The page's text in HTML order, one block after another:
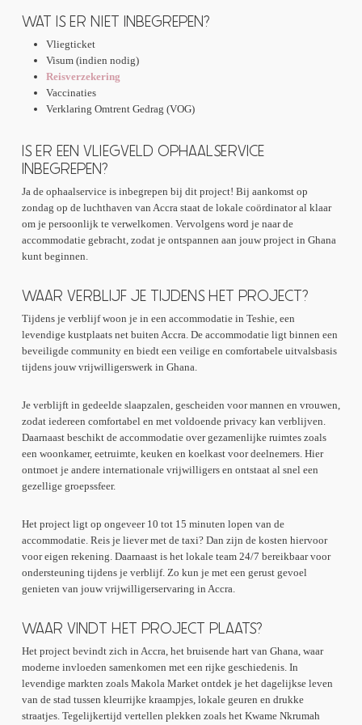
internationale vrijwilligers.
Aan het einde van de dag keer je terug naar de
accommodatie. Daar dineer je samen met andere
vrijwilligers en deel je de ervaringen van de dag. Zo
combineer je tijdens dit vrijwilligerswerk in Ghana
persoonlijke groei, culturele uitwisseling en impact
WAT IS ER NIET INBEGREPEN?
Vliegticket
Visum (indien nodig)
Reisverzekering
Vaccinaties
Verklaring Omtrent Gedrag (VOG)
IS ER EEN VLIEGVELD OPHAALSERVICE
INBEGREPEN?
Ja de ophaalservice is inbegrepen bij dit project! Bij aankomst op
zondag op de luchthaven van Accra staat de lokale coördinator al klaar
om je persoonlijk te verwelkomen. Vervolgens word je naar de
accommodatie gebracht, zodat je ontspannen aan jouw project in Ghana
kunt beginnen.
WAAR VERBLIJF JE TIJDENS HET PROJECT?
Tijdens je verblijf woon je in een accommodatie in Teshie, een
levendige kustplaats net buiten Accra. De accommodatie ligt binnen een
beveiligde community en biedt een veilige en comfortabele uitvalsbasis
tijdens jouw vrijwilligerswerk in Ghana.
Je verblijft in gedeelde slaapzalen, gescheiden voor mannen en vrouwen,
zodat iedereen comfortabel en met voldoende privacy kan verblijven.
Daarnaast beschikt de accommodatie over gezamenlijke ruimtes zoals
een woonkamer, eetruimte, keuken en koelkast voor deelnemers. Hier
ontmoet je andere internationale vrijwilligers en ontstaat al snel een
gezellige groepssfeer.
Het project ligt op ongeveer 10 tot 15 minuten lopen van de
accommodatie. Reis je liever met de taxi? Dan zijn de kosten hiervoor
voor eigen rekening. Daarnaast is het lokale team 24/7 bereikbaar voor
ondersteuning tijdens je verblijf. Zo kun je met een gerust gevoel
genieten van jouw vrijwilligerservaring in Accra.
WAAR VINDT HET PROJECT PLAATS?
Het project bevindt zich in Accra, het bruisende hart van Ghana, waar
moderne invloeden samenkomen met een rijke geschiedenis. In
levendige markten zoals Makola Market ontdek je het dagelijkse leven
van de stad tussen kleurrijke kraampjes, lokale geuren en drukke
straatjes. Tegelijkertijd vertellen plekken zoals het Kwame Nkrumah